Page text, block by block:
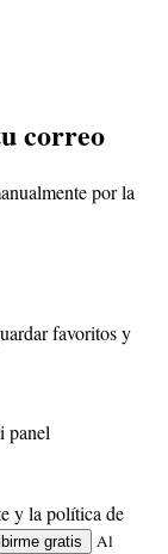
correo
por la
favoritos y
panel
y la política de
gratis
Al